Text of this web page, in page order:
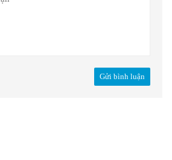
Gửi bình luận